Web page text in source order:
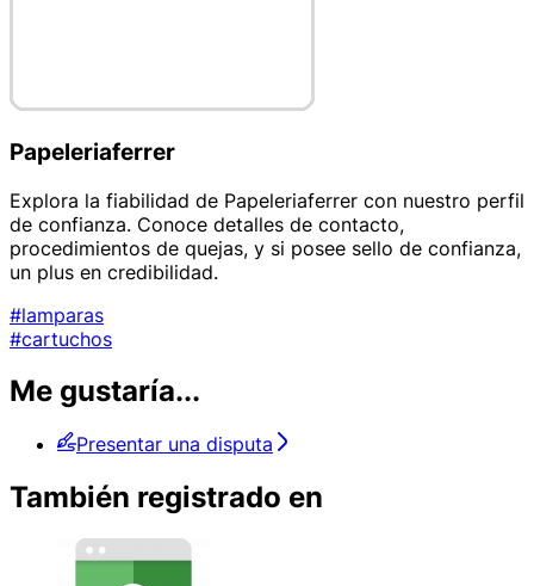
Papeleriaferrer
Explora la fiabilidad de Papeleriaferrer con nuestro perfil
de confianza. Conoce detalles de contacto,
procedimientos de quejas, y si posee sello de confianza,
un plus en credibilidad.
#lamparas
#cartuchos
Me gustaría...
Presentar una disputa
También registrado en